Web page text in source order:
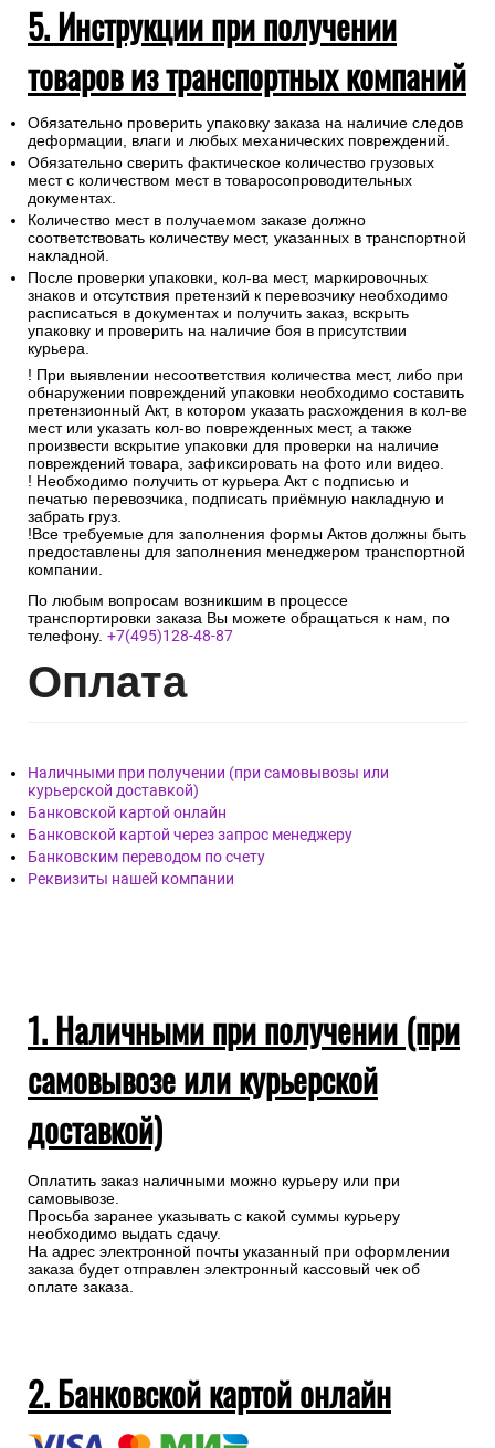
5. Инструкции при получении
товаров из транспортных компаний
Обязательно проверить упаковку заказа на наличие следов
деформации, влаги и любых механических повреждений.
Обязательно сверить фактическое количество грузовых
мест с количеством мест в товаросопроводительных
документах.
Количество мест в получаемом заказе должно
соответствовать количеству мест, указанных в транспортной
накладной.
После проверки упаковки, кол-ва мест, маркировочных
знаков и отсутствия претензий к перевозчику необходимо
расписаться в документах и получить заказ, вскрыть
упаковку и проверить на наличие боя в присутствии
курьера.
! При выявлении несоответствия количества мест, либо при
обнаружении повреждений упаковки необходимо составить
претензионный Акт, в котором указать расхождения в кол-ве
мест или указать кол-во поврежденных мест, а также
произвести вскрытие упаковки для проверки на наличие
повреждений товара, зафиксировать на фото или видео.
! Необходимо получить от курьера Акт с подписью и
печатью перевозчика, подписать приёмную накладную и
забрать груз.
!Все требуемые для заполнения формы Актов должны быть
предоставлены для заполнения менеджером транспортной
компании.
По любым вопросам возникшим в процессе
транспортировки заказа Вы можете обращаться к нам, по
телефону. +7(495)128-48-87
Оплата
Наличными при получении (при самовывозы или
курьерской доставкой)
Банковской картой онлайн
Банковской картой через запрос менеджеру
Банковским переводом по счету
Реквизиты нашей компании
1. Наличными при получении (при
самовывозе или курьерской
доставкой)
Оплатить заказ наличными можно курьеру или при
самовывозе.
Просьба заранее указывать с какой суммы курьеру
необходимо выдать сдачу.
На адрес электронной почты указанный при оформлении
заказа будет отправлен электронный кассовый чек об
оплате заказа.
2. Банковской картой онлайн